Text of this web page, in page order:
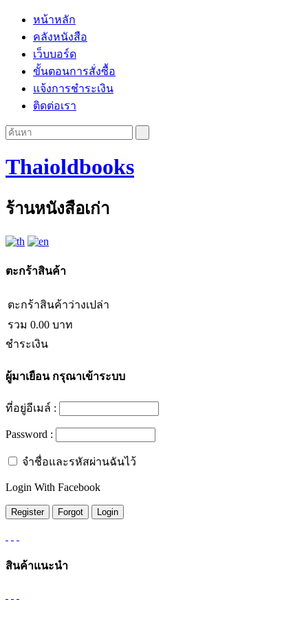
หน้าหลัก
คลังหนังสือ
เว็บบอร์ด
ขั้นตอนการสั่งซื้อ
แจ้งการชำระเงิน
ติดต่อเรา
Thaioldbooks
ร้านหนังสือเก่า
ตะกร้าสินค้า
ตะกร้าสินค้าว่างเปล่า
รวม 0.00 บาท
ชำระเงิน
ผู้มาเยือนกรุณาเข้าระบบ
ที่อยู่อีเมล์ :
Password :
จำชื่อและรหัสผ่านฉันไว้
Login With Facebook
สินค้าแนะนำ